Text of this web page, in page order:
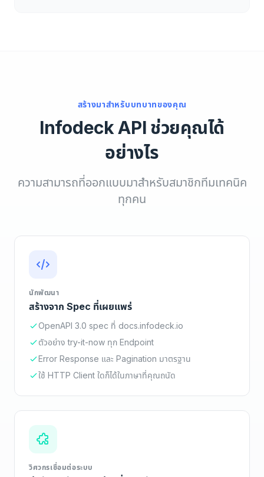
สร้างมาสำหรับบทบาทของคุณ
Infodeck API ช่วยคุณได้
อย่างไร
ความสามารถที่ออกแบบมาสำหรับสมาชิกทีมเทคนิค
ทุกคน
นักพัฒนา
สร้างจาก Spec ที่เผยแพร่
OpenAPI 3.0 spec ที่ docs.infodeck.io
ตัวอย่าง try-it-now ทุก Endpoint
Error Response และ Pagination มาตรฐาน
ใช้ HTTP Client ใดก็ได้ในภาษาที่คุณถนัด
วิศวกรเชื่อมต่อระบบ